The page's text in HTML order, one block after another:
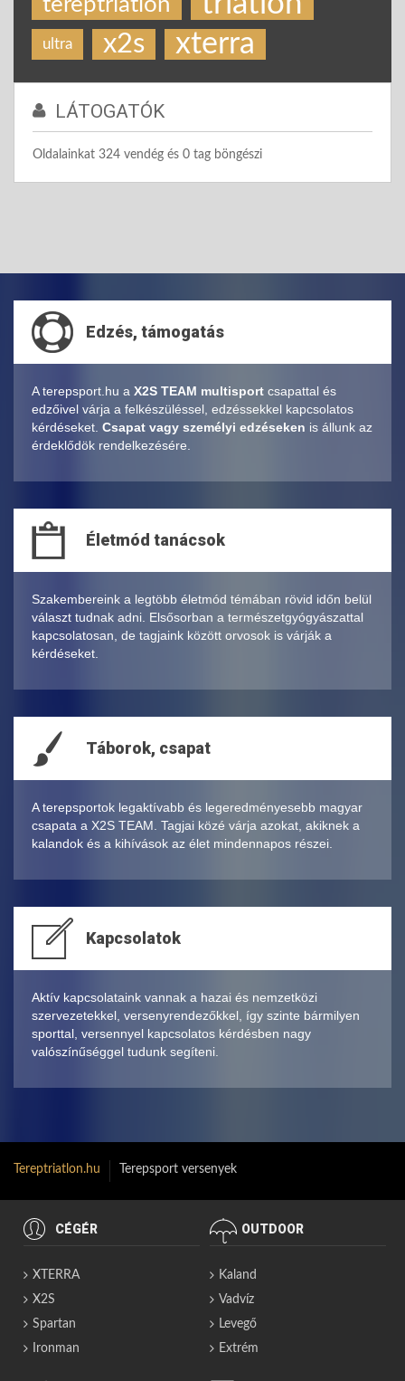
ultra x2s xterra
LÁTOGATÓK
Oldalainkat 324 vendég és 0 tag böngészi
Edzés, támogatás
A terepsport.hu a X2S TEAM multisport csapattal és
edzőivel várja a felkészüléssel, edzéssekkel kapcsolatos
kérdéseket. Csapat vagy személyi edzéseken is állunk az
érdeklődök rendelkezésére.
Életmód tanácsok
Szakembereink a legtöbb életmód témában rövid időn belül
választ tudnak adni. Elsősorban a természetgyógyászattal
kapcsolatosan, de tagjaink között orvosok is várják a
kérdéseket.
Táborok, csapat
A terepsportok legaktívabb és legeredményesebb magyar
csapata a X2S TEAM. Tagjai közé várja azokat, akiknek a
kalandok és a kihívások az élet mindennapos részei.
Kapcsolatok
Aktív kapcsolataink vannak a hazai és nemzetközi
szervezetekkel, versenyrendezőkkel, így szinte bármilyen
sporttal, versennyel kapcsolatos kérdésben nagy
valószínűséggel tudunk segíteni.
Tereptriatlon.hu Terepsport versenyek
CÉGÉR
XTERRA
X2S
Spartan
Ironman
OUTDOOR
Kaland
Vadvíz
Levegő
Extrém